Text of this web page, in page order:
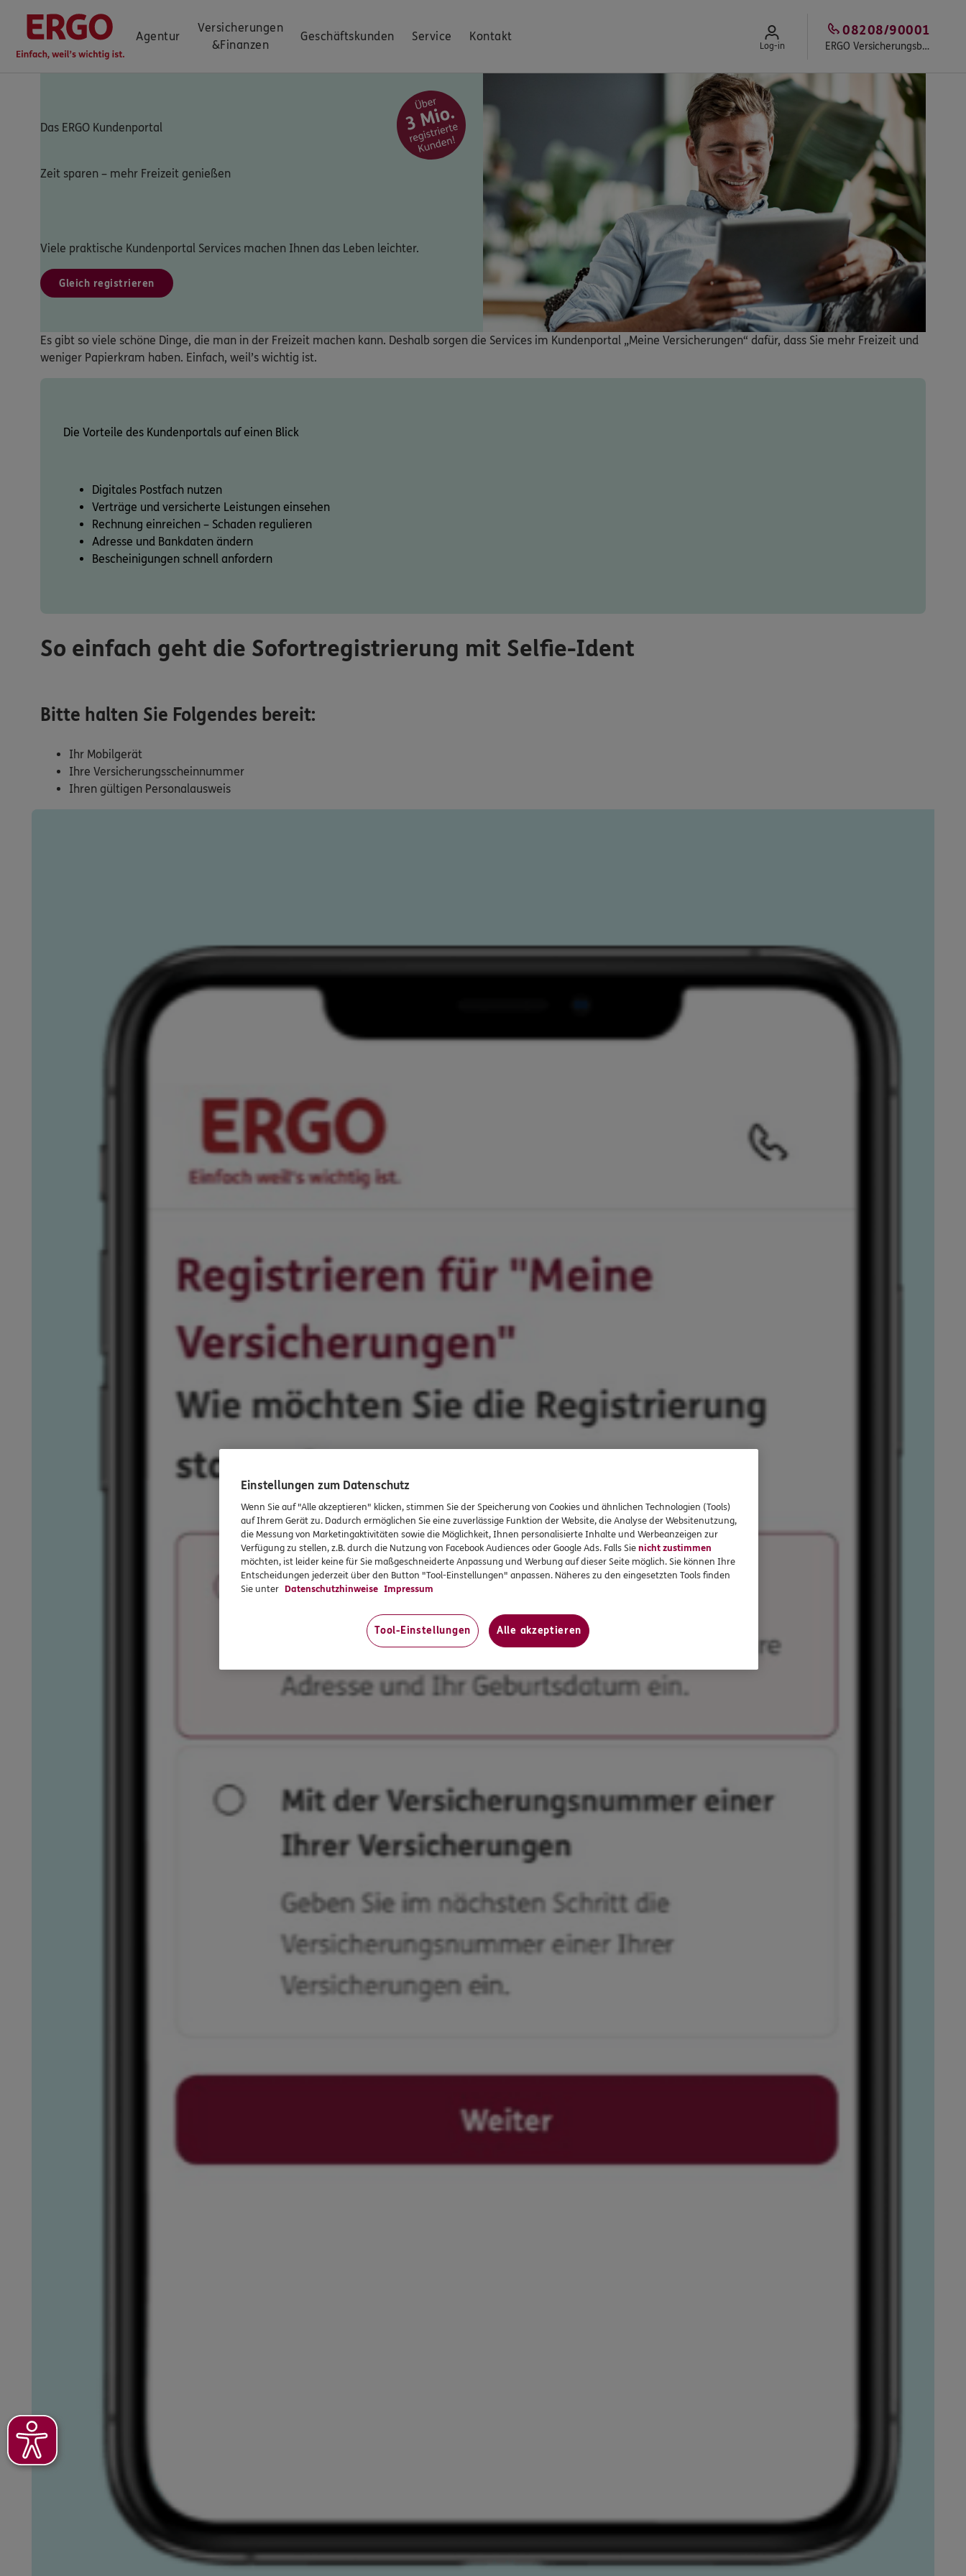
Agentur
Versicherungen
&Finanzen
Geschäftskunden Service Kontakt
Log-in ERGO Versicherungsbüro Josef Dietmair
08208/90001
Das ERGO Kundenportal
Zeit sparen – mehr Freizeit genießen
Viele praktische Kundenportal Services machen Ihnen das Leben leichter.
Gleich registrieren
Es gibt so viele schöne Dinge, die man in der Freizeit machen kann. Deshalb sorgen die Services im Kundenportal „Meine Versicherungen“ dafür, dass Sie mehr Freizeit und
weniger Papierkram haben. Einfach, weil’s wichtig ist.
Die Vorteile des Kundenportals auf einen Blick
Digitales Postfach nutzen
Verträge und versicherte Leistungen einsehen
Rechnung einreichen – Schaden regulieren
Adresse und Bankdaten ändern
Bescheinigungen schnell anfordern
So einfach geht die Sofortregistrierung mit Selfie-Ident
Bitte halten Sie Folgendes bereit:
Ihr Mobilgerät
Ihre Versicherungsscheinnummer
Ihren gültigen Personalausweis
Einstellungen zum Datenschutz
Wenn Sie auf "Alle akzeptieren" klicken, stimmen Sie der Speicherung von Cookies und ähnlichen Technologien (Tools)
auf Ihrem Gerät zu. Dadurch ermöglichen Sie eine zuverlässige Funktion der Website, die Analyse der Websitenutzung,
die Messung von Marketingaktivitäten sowie die Möglichkeit, Ihnen personalisierte Inhalte und Werbeanzeigen zur
Verfügung zu stellen, z.B. durch die Nutzung von Facebook Audiences oder Google Ads. Falls Sienicht zustimmen
möchten, ist leider keine für Sie maßgeschneiderte Anpassung und Werbung auf dieser Seite möglich. Sie können Ihre
Entscheidungen jederzeit über den Button "Tool-Einstellungen" anpassen. Näheres zu den eingesetzten Tools finden
Sie unter Datenschutzhinweise Impressum
Tool-Einstellungen Alle akzeptieren